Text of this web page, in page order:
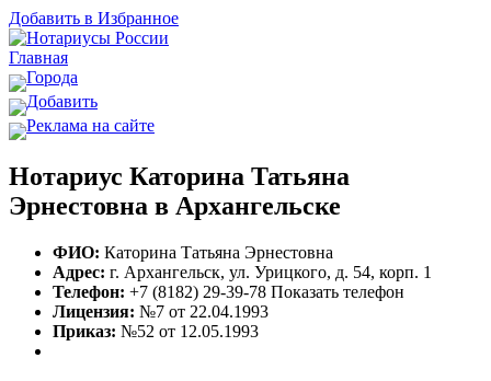
Добавить в Избранное
Главная
Города
Добавить
Реклама на сайте
Нотариус Каторина Татьяна
Эрнестовна в Архангельске
ФИО: Каторина Татьяна Эрнестовна
Адрес: г. Архангельск, ул. Урицкого, д. 54, корп. 1
Телефон: +7 (8182) 29-39-78 Показать телефон
Лицензия: №7 от 22.04.1993
Приказ: №52 от 12.05.1993